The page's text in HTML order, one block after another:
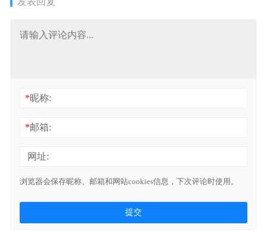
*昵称:
*邮箱:
网址:
浏览器会保存昵称、邮箱和网站cookies信息，下次评论时使用。